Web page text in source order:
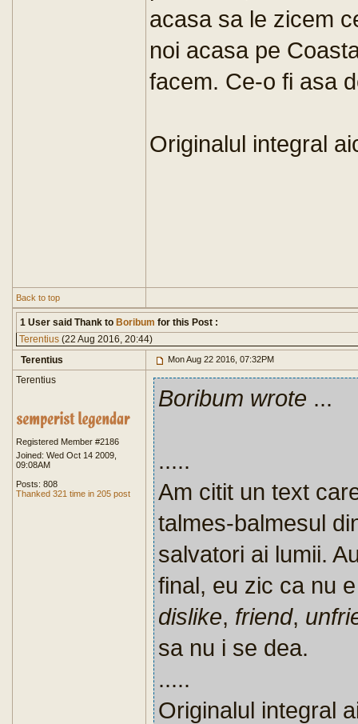
acasa sa le zicem
noi acasa pe
facem. Ce-o fi asa
Originalul integral
Back to top
1 User said Thank to Boribum for this Post :
Terentius (22 Aug 2016, 20:44)
Terentius
Mon Aug 22 2016, 07:32PM
Terentius
Registered Member #2186
Joined: Wed Oct 14 2009,
09:08AM
Posts: 808
Thanked 321 time in 205 post
Boribum wrote ...
.....
Am citit un text
talmes-balmesul
salvatori ai lumii.
final, eu zic ca nu
dislike, friend,
sa nu i se dea.
.....
Originalul integral